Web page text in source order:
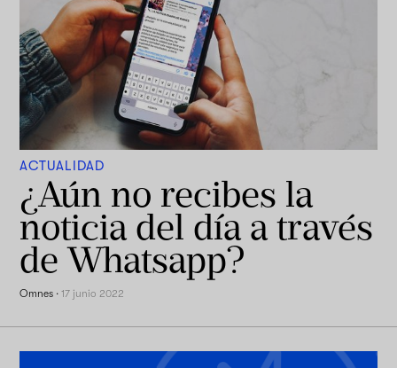
ACTUALIDAD
¿Aún no recibes la
noticia del día a través
de Whatsapp?
Omnes ·17 junio 2022